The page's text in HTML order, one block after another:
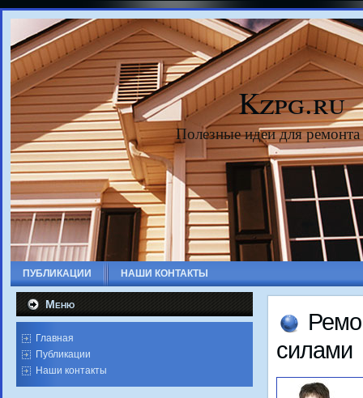
Kzpg.ru
Полезные идеи для
ПУБЛИКАЦИИ НАШИ КОНТАКТЫ
Меню
Главная
Публикации
Наши контакты
силами